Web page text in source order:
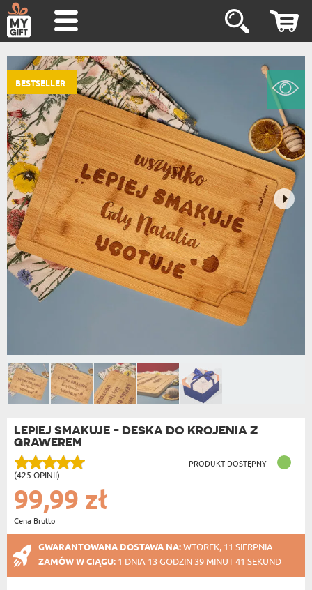
BESTSELLER
LEPIEJ SMAKUJE - DESKA DO KROJENIA Z
GRAWEREM
(425 OPINII)
PRODUKT DOSTĘPNY
99,99 zł
Cena Brutto
GWARANTOWANA DOSTAWA NA:WTOREK, 11 SIERPNIA
ZAMÓW W CIĄGU: 1 DNIA 13 GODZIN 39 MINUT 40 SEKUND